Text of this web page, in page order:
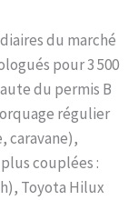
du marché
pour 3 500
du permis B
régulier
caravane),
couplées :
Toyota Hilux